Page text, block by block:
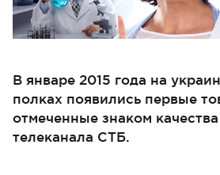
В январе 2015 года на
полках появились первые
отмеченные знаком
телеканала СТБ.